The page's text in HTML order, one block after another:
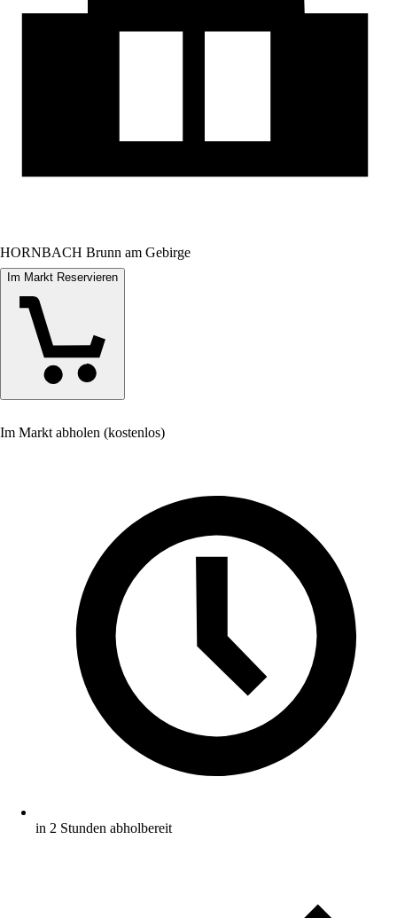
HORNBACH Brunn am Gebirge
Im Markt Reservieren
Im Markt abholen (kostenlos)
in 2 Stunden abholbereit